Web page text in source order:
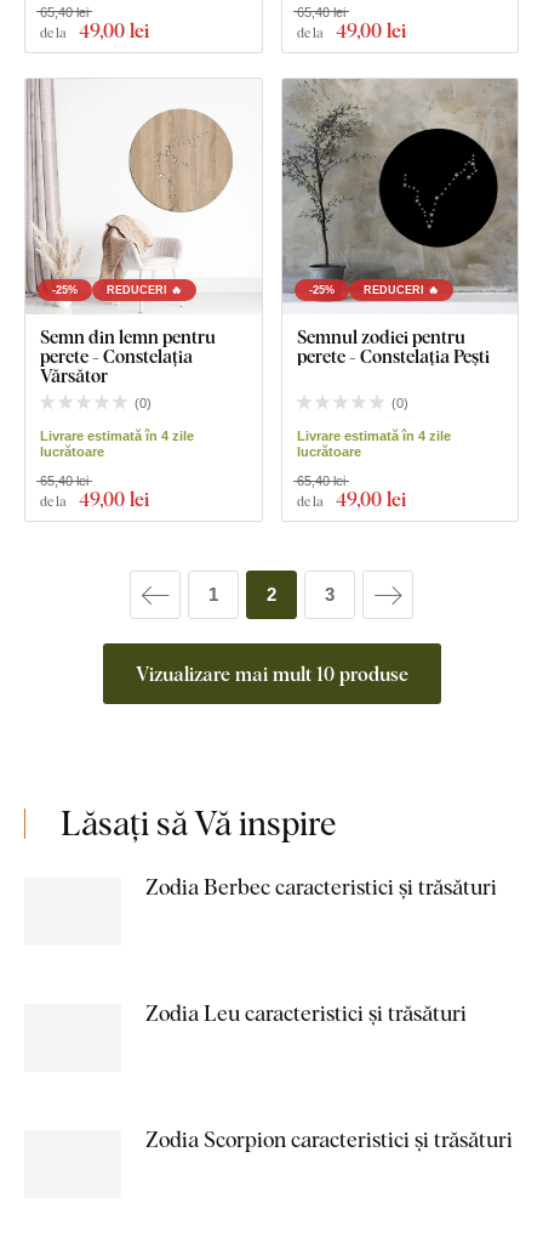
de la 49,00 lei
65,40 lei
de la 49,00 lei
65,40 lei
-25% REDUCERI 🔥
Semn din lemn pentru
perete - Constelația
Vărsător
(0)
Livrare estimată în 4 zile
lucrătoare
de la 49,00 lei
65,40 lei
-25% REDUCERI 🔥
Semnul zodiei pentru
perete - Constelația Pești
(0)
Livrare estimată în 4 zile
lucrătoare
de la 49,00 lei
65,40 lei
Vizualizare mai mult 10 produse
1 2 3
Lăsați să Vă inspire
Zodia Berbec caracteristici și trăsături
Zodia Leu caracteristici și trăsături
Zodia Scorpion caracteristici și trăsături